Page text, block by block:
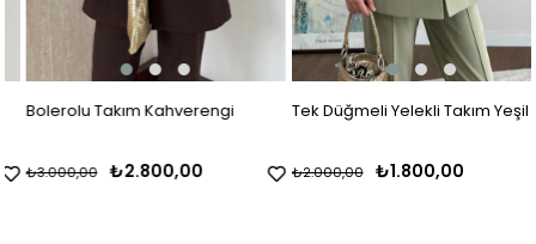
Bolerolu Takım Kahverengi
₺2.800,00
₺3.000,00
Tek Düğmeli Yelekli Takım Yeşil
₺1.800,00
₺2.000,00